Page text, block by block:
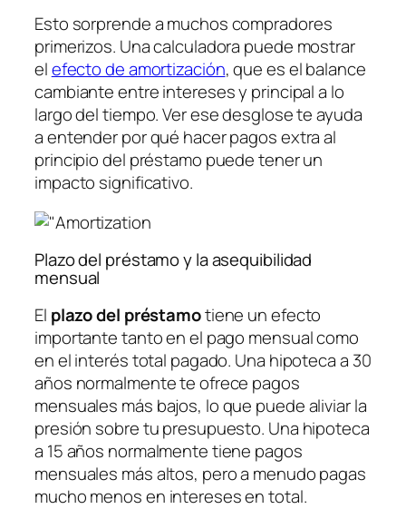
Esto sorprende a muchos compradores
primerizos. Una calculadora puede mostrar
elefecto de amortización, que es el balance
cambiante entre intereses y principal a lo
largo del tiempo. Ver ese desglose te ayuda
a entender por qué hacer pagos extra al
principio del préstamo puede tener un
impacto significativo.
Plazo del préstamo y la asequibilidad
mensual
El plazo del préstamotiene un efecto
importante tanto en el pago mensual como
en el interés total pagado. Una hipoteca a 30
años normalmente te ofrece pagos
mensuales más bajos, lo que puede aliviar la
presión sobre tu presupuesto. Una hipoteca
a 15 años normalmente tiene pagos
mensuales más altos, pero a menudo pagas
mucho menos en intereses en total.